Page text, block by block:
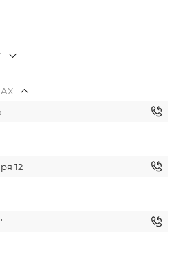
12